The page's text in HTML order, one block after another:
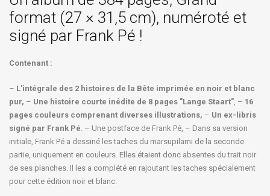
format (27 × 31,5 cm), numéroté et
signé par Frank Pé !
Contenant :
– L'intégrale des 2 histoires de la Bête imprimée en noir et blanc
pur, – Une histoire courte inédite de 8 pages "Lange Staart", – 16
pages couleurs comprenant diverses illustrations, – Un ex-libris
signé par Frank Pé. – Une postface de Frank Pé, – Dans sa version
initiale, Frank Pé a dessiné les taches du marsupilami de la seconde
partie, uniquement en couleurs. Elles étaient donc absentes du trait noir
de ses planches. Il les a complété en rajoutant les taches spécialement
pour cette édition noir et blanc.